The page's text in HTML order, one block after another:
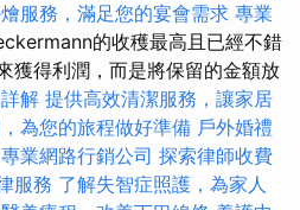
服務，滿足您的宴會需求 專業
的收穫最高且已經不錯
獲得利潤，而是將保留的金額放
解 提供高效清潔服務，讓家居
為您的旅程做好準備 戶外婚禮
專業網路行銷公司 探索律師收費
服務 了解失智症照護，為家人